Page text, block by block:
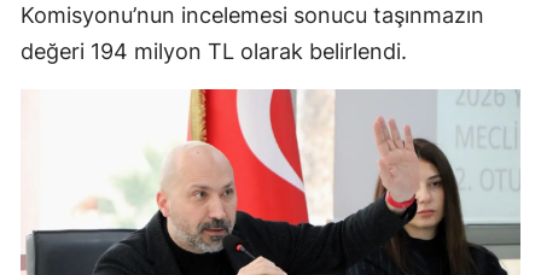
Komisyonu’nun incelemesi sonucu taşınmazın
değeri 194 milyon TL olarak belirlendi.